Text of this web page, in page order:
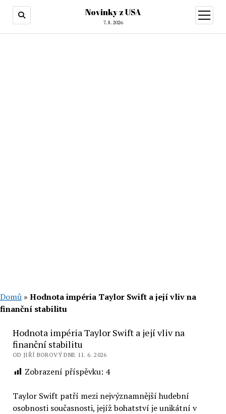
Novinky z USA
7. 8. 2026
otevřít
menu
Domů » Hodnota impéria Taylor Swift a její vliv na
finanční stabilitu
Hodnota impéria Taylor Swift a její vliv na
finanční stabilitu
OD JIŘÍ BOROVÝ DNE 11. 6. 2026
Zobrazení příspěvku: 4
Taylor Swift patří mezi nejvýznamnější hudební
osobnosti současnosti, jejíž bohatství je unikátní v